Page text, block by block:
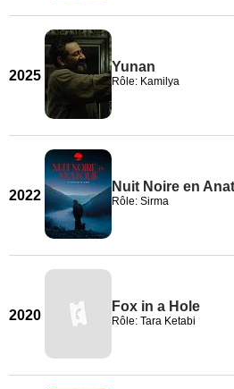
2025
Yunan
Rôle: Kamilya
2022
Nuit Noire en
Rôle: Sirma
2020
Fox in a Hole
Rôle: Tara Ketabi